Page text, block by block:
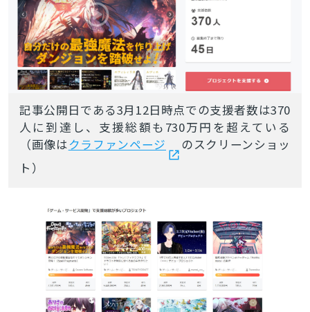
記事公開日である3月12日時点での支援者数は370
人に到達し、支援総額も730万円を超えている
（画像はクラファンページ
のスクリーンショッ
ト）